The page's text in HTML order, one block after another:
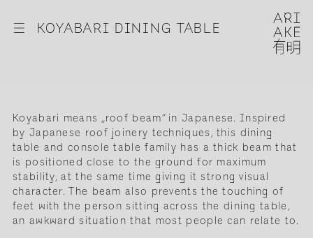
☰ KOYABARI DINING TABLE
Koyabari means „roof beam“ in Japanese. Inspired
by Japanese roof joinery techniques, this dining
table and console table family has a thick beam that
is positioned close to the ground for maximum
stability, at the same time giving it strong visual
character. The beam also prevents the touching of
feet with the person sitting across the dining table,
an awkward situation that most people can relate to.